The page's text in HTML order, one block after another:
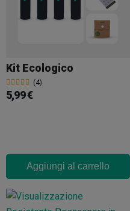
Kit Ecologico
(4)
5,99 €
Aggiungi al carrello